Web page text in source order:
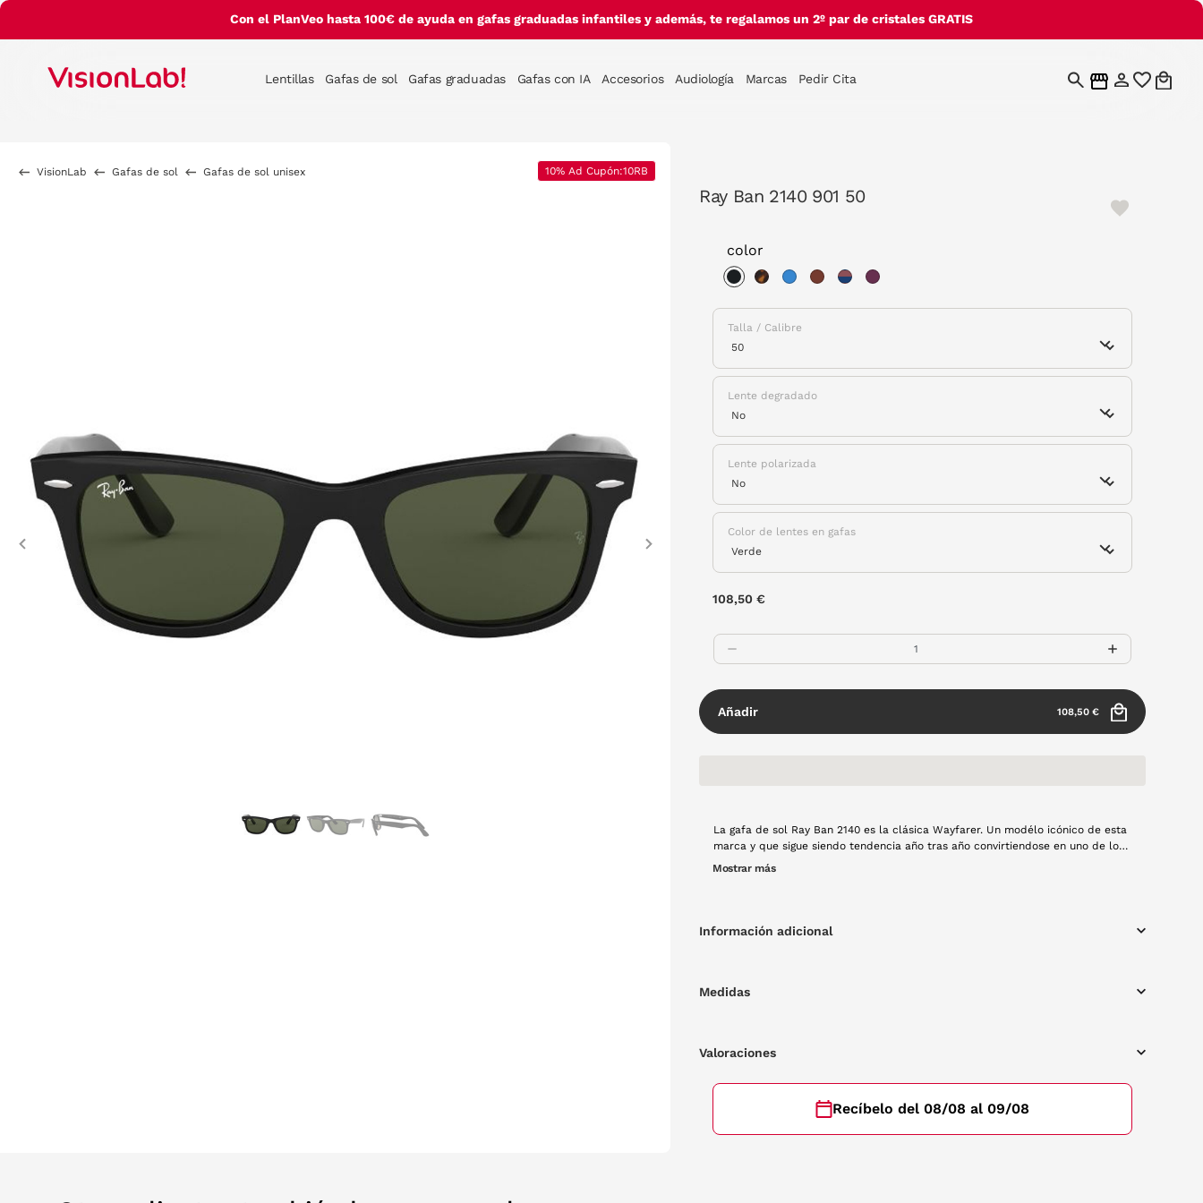
Con el PlanVeo hasta 100€ de ayuda en gafas graduadas infantiles y además, te regalamos un 2º par de cristales GRATIS
Lentillas Gafas de sol Gafas graduadas Gafas con IA Accesorios Audiología Marcas Pedir Cita
VisionLab Gafas de sol Gafas de sol unisex 10% Ad Cupón:10RB
Previous
Ray Ban 2140 901 50
color
Talla / Calibre
Lente degradado
Lente polarizada
Color de lentes en gafas
108,50 €
Añadir 108,50 €
La gafa de sol Ray Ban 2140 es la clásica Wayfarer. Un modélo icónico de esta
marca y que sigue siendo tendencia año tras año convirtiendose en uno de los
modelos más vendidos. Esta montura es de pasta en color negro. No te
Mostrar más
Información adicional
Medidas
Valoraciones
Recíbelo del 08/08 al 09/08